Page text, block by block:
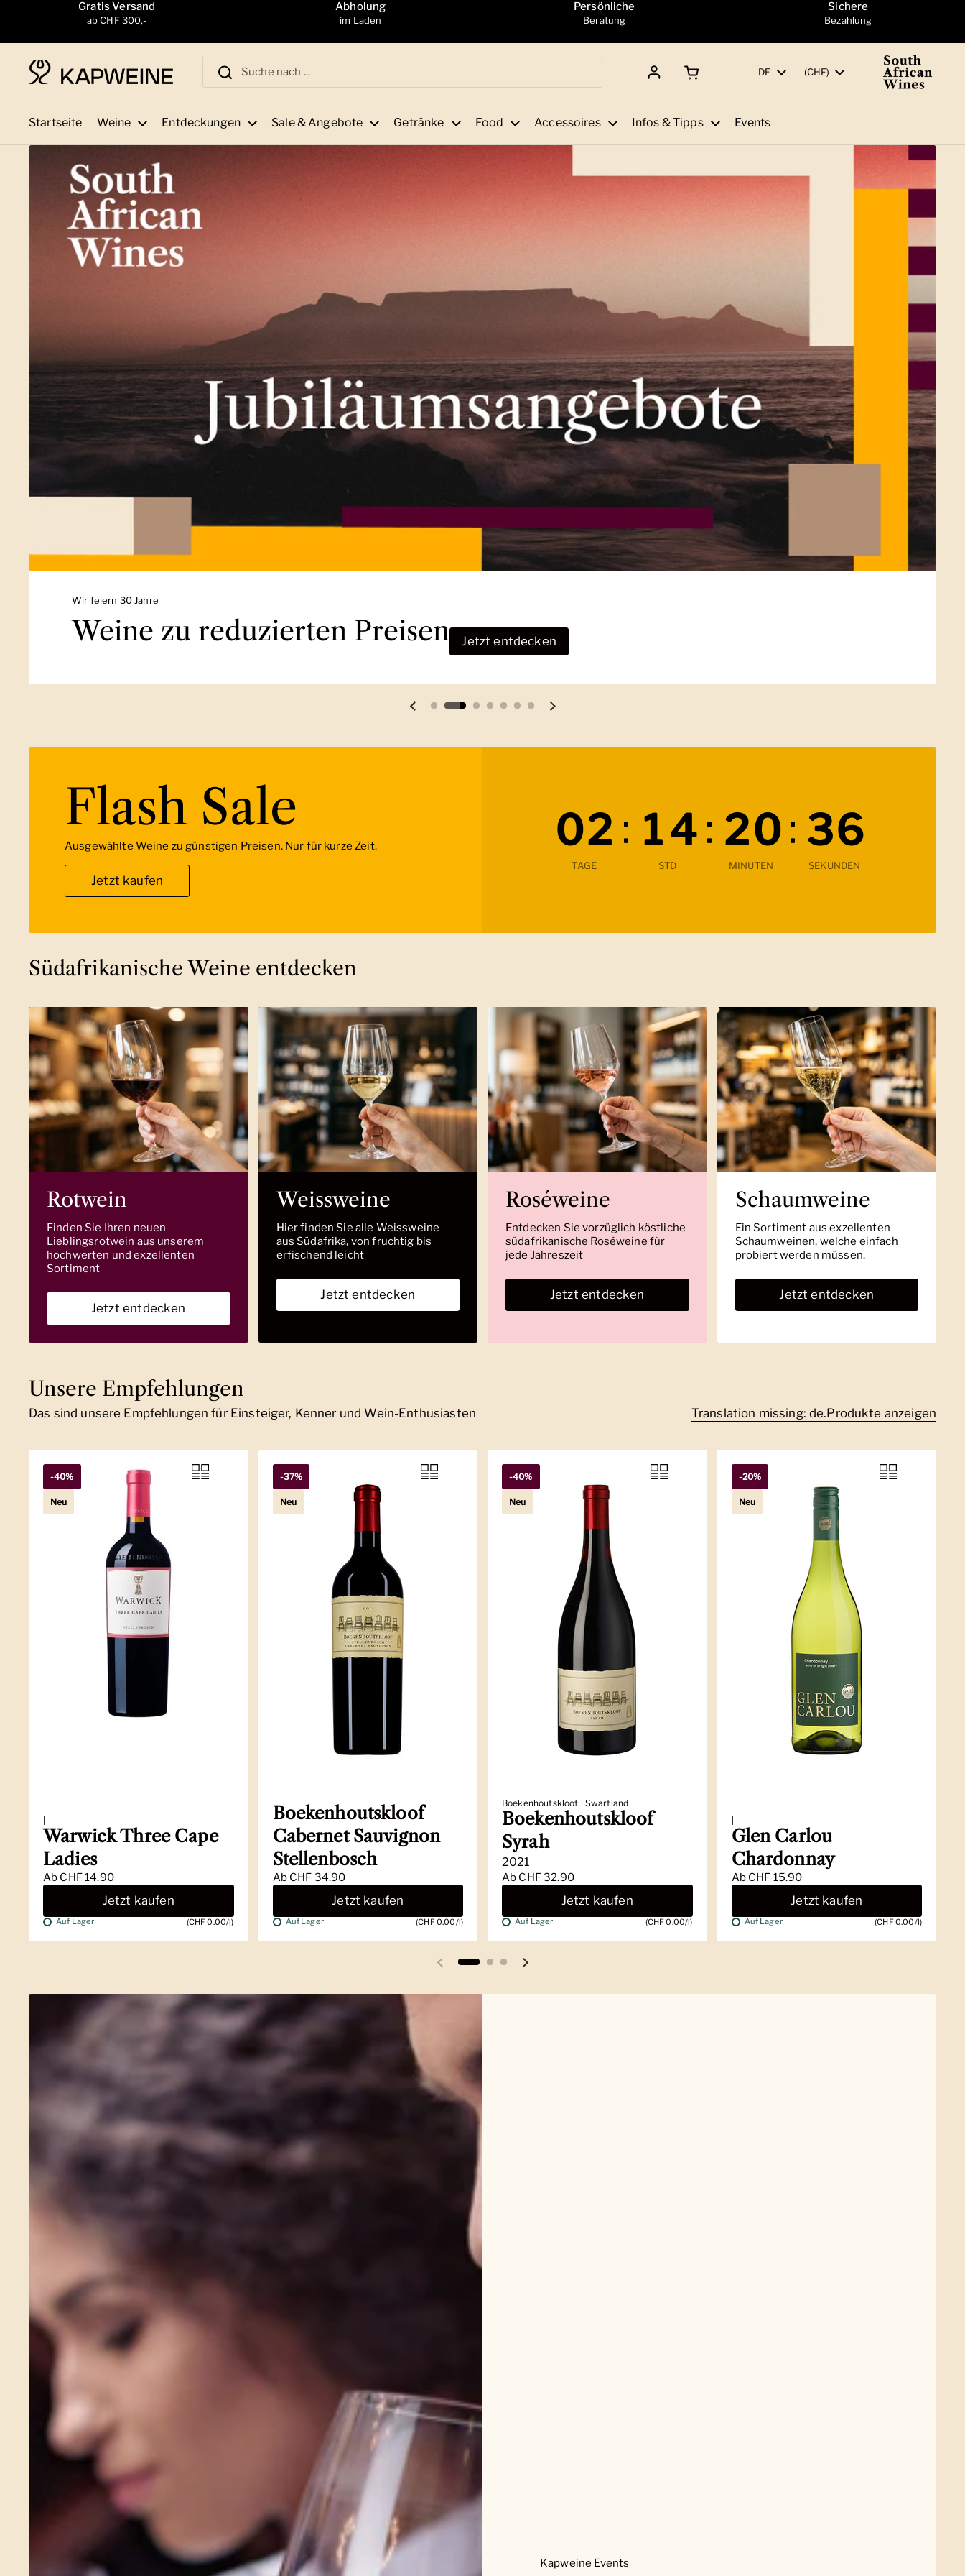
Zum Inhalt springenGratis Versand
ab CHF 300,-
Abholung
im Laden
Persönliche
Beratung
Sichere
Bezahlung
Sprache
DE Land/Region
(CHF)
Startseite Weine Entdeckungen Sale & Angebote Getränke Food Accessoires Infos & Tipps Events
Wir feiern 30 Jahre
Weine zu reduzierten Preisen Jetzt entdecken
Vorherige Folie Nächste Folie
Verbleibende Zeit
02
TAGE
: 14
STD
: 20
MINUTEN
: 34
SEKUNDEN
Flash Sale
Ausgewählte Weine zu günstigen Preisen. Nur für kurze Zeit.
Jetzt kaufen
Südafrikanische Weine entdecken
Rotwein
Finden Sie Ihren neuen
Lieblingsrotwein aus unserem
hochwerten und exzellenten
Sortiment
Jetzt entdecken
Weissweine
Hier finden Sie alle Weissweine
aus Südafrika, von fruchtig bis
erfischend leicht
Jetzt entdecken
Roséweine
Entdecken Sie vorzüglich köstliche
südafrikanische Roséweine für
jede Jahreszeit
Jetzt entdecken
Schaumweine
Ein Sortiment aus exzellenten
Schaumweinen, welche einfach
probiert werden müssen.
Jetzt entdecken
Unsere Empfehlungen
Das sind unsere Empfehlungen für Einsteiger, Kenner und Wein-Enthusiasten Translation missing: de.Produkte anzeigen
Warwick Three Cape
Ladies
Ab CHF 14.90
Jetzt kaufen
Auf Lager (CHF 0.00/l)
-40%
Neu
Boekenhoutskloof
Cabernet Sauvignon
Stellenbosch
Ab CHF 34.90
Jetzt kaufen
Auf Lager (CHF 0.00/l)
-37%
Neu
Boekenhoutskloof | Swartland
Boekenhoutskloof
Syrah
2021
Ab CHF 32.90
Jetzt kaufen
Auf Lager (CHF 0.00/l)
-40%
Neu
Glen Carlou
Chardonnay
Ab CHF 15.90
Jetzt kaufen
Auf Lager (CHF 0.00/l)
-20%
Neu
Vorherige Folie Nächste Folie
Kapweine Events